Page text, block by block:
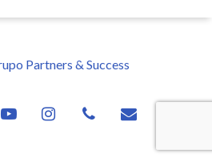
Partners & Success
youtube instagramphone email